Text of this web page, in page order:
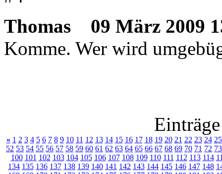
Thomas
09 März 2009
Komme. Wer wird
« 1 2 3 4 5 6 7 8 9 10 11 12 13 14 15 16 17 18 19 20 21 22 23 24 25
52 53 54 55 56 57 58 59 60 61 62 63 64 65 66 67 68 69 70 71 72 73
100 101 102 103 104 105 106 107 108 109 110 111 112 113 114
134 135 136 137 138 139 140 141 142 143 144 145 146 147 148